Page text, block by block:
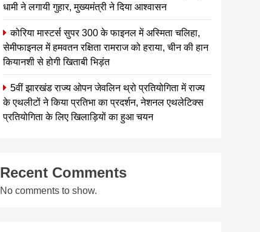
धामी ने लगायी गुहार, मुख्यमंत्री ने दिया आश्वासन
कोरिया मास्टर्स सुपर 300 के फाइनल में अस्मिता चलिहा,
सेमीफाइनल में हमवतन रक्षिता रामराज को हराया, चीन की हान
कियानशी से होगी खिताबी भिड़ंत
5वीं झारखंड राज्य ओपन जेवलिन थ्रो प्रतियोगिता में राज्य
के एथलीटों ने किया प्रतिभा का प्रदर्शन, नेशनल एथलेटिक्स
प्रतियोगिता के लिए खिलाड़ियों का हुआ चयन
Recent Comments
No comments to show.